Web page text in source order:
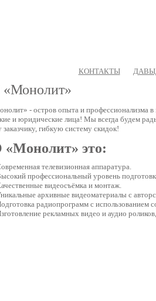
КОНТАКТЫ
- остров опыта и профессионализма в
и юридические лица! Мы всегда будем
гибкую систему скидок!
это:
телевизионная аппаратура.
профессиональный уровень
видеосъёмка и монтаж.
архивные видеоматериалы с
радиопрограмм с использованием
рекламных видео и аудио